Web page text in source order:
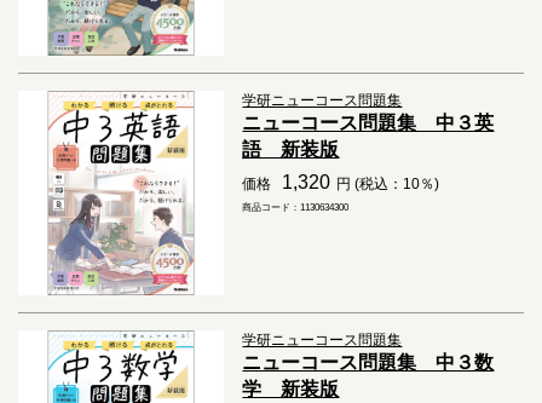
学研ニューコース問題集
ニューコース問題集 中３英
語 新装版
価格 1,320 円 (税込：10％)
商品コード：1130634300
学研ニューコース問題集
ニューコース問題集 中３数
学 新装版